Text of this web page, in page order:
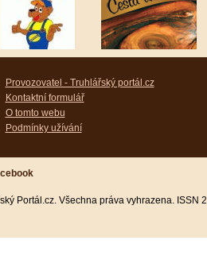
Provozovatel - Truhlářský portál.cz
Kontaktní formulář
O tomto webu
Podmínky užívání
Portál.cz. Všechna práva vyhrazena.